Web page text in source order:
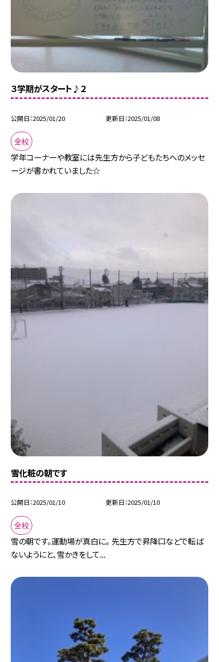
３学期がスタート♪２
公開日 2025/01/20 更新日 2025/01/08
全校
学年コーナーや教室には先生方から子どもたちへのメッセ
ージが書かれていました☆
雪化粧の朝です
公開日 2025/01/10 更新日 2025/01/10
全校
雪の朝です。運動場が真白に。 先生方で昇降口などで転ば
ないようにと、雪かきをして...